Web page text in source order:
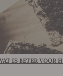
IS BETER VOOR